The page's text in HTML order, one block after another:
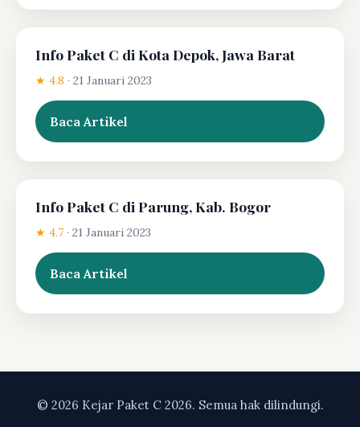
Info Paket C di Kota Depok, Jawa Barat
★ 4.8 · 21 Januari 2023
Baca Artikel
Info Paket C di Parung, Kab. Bogor
★ 4.7 · 21 Januari 2023
Baca Artikel
© 2026 Kejar Paket C 2026. Semua hak dilindungi.